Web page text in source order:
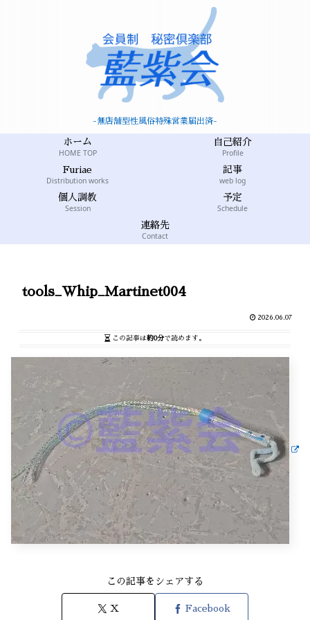
-無店舗型性風俗特殊営業届出済-
ホーム
HOME TOP
自己紹介
Profile
Furiae
Distribution works
記事
web log
個人調教
Session
予定
Schedule
連絡先
Contact
tools_Whip_Martinet004
2026.06.07
この記事は約0分で読めます。
この記事をシェアする
X Facebook